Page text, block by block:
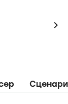
icon